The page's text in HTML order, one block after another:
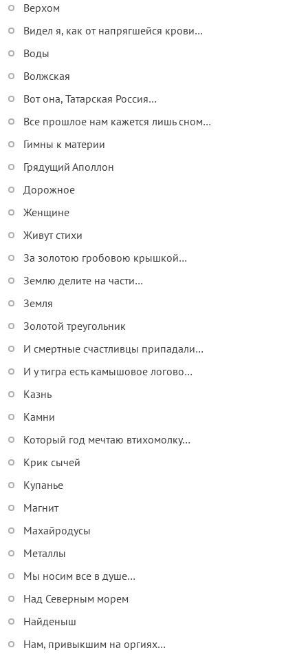
Верхом
Видел я, как от напрягшейся крови…
Воды
Волжская
Вот она, Татарская Россия…
Все прошлое нам кажется лишь сном…
Гимны к материи
Грядущий Аполлон
Дорожное
Женщине
Живут стихи
За золотою гробовою крышкой…
Землю делите на части…
Земля
Золотой треугольник
И смертные счастливцы припадали…
И у тигра есть камышовое логово…
Казнь
Камни
Который год мечтаю втихомолку…
Крик сычей
Купанье
Магнит
Махайродусы
Металлы
Мы носим все в душе…
Над Северным морем
Найденыш
Нам, привыкшим на оргиях…